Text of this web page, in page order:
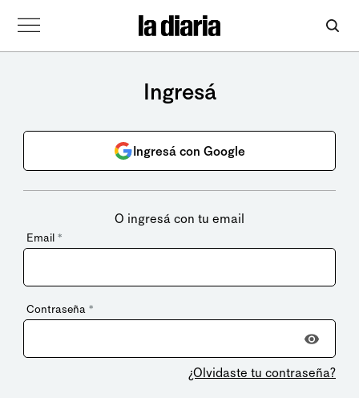
Ingresá
Ingresá con Google
O ingresá con tu email
Email *
Contraseña *
¿Olvidaste tu contraseña?